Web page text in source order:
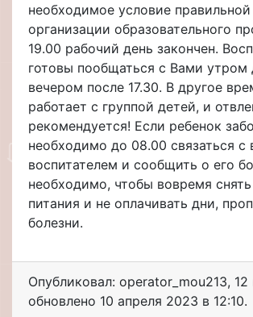
необходимое условие правильной
организации образовательного
19.00 рабочий день закончен.
готовы пообщаться с Вами утром
вечером после 17.30. В другое
работает с группой детей, и
рекомендуется! Если ребенок
необходимо до 08.00 связаться с
воспитателем и сообщить о его
необходимо, чтобы вовремя
питания и не оплачивать дни,
болезни.
Опубликовал: operator_mou213,
обновлено 10 апреля 2023 в 12:10.